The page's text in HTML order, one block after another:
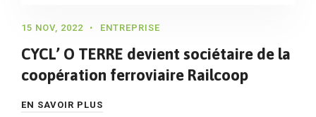
15 NOV, 2022 ENTREPRISE
CYCL’ O TERRE devient sociétaire de la
coopération ferroviaire Railcoop
EN SAVOIR PLUS